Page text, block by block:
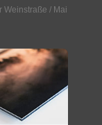
Weinstraße / Mai